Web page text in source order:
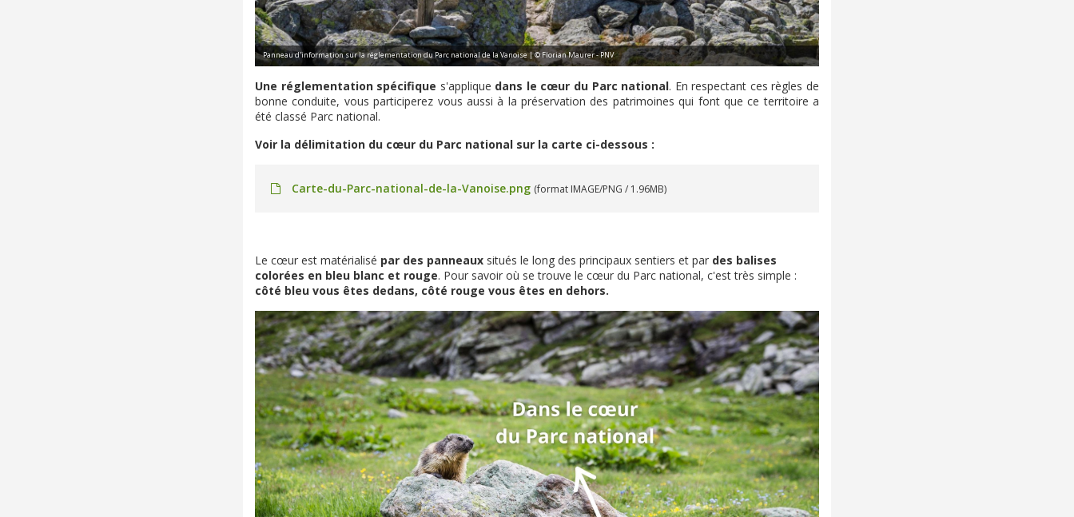
Panneau d'information sur la réglementation du Parc national de la Vanoise | © Florian Maurer - PNV
Une réglementation spécifique s'applique dans le cœur du Parc national. En respectant ces règles de
bonne conduite, vous participerez vous aussi à la préservation des patrimoines qui font que ce territoire a
été classé Parc national.
Voir la délimitation du cœur du Parc national sur la carte ci-dessous :
Carte-du-Parc-national-de-la-Vanoise.png (format IMAGE/PNG / 1.96MB)
Le cœur est matérialisé par des panneaux situés le long des principaux sentiers et par des balises
colorées en bleu blanc et rouge. Pour savoir où se trouve le cœur du Parc national, c'est très simple :
côté bleu vous êtes dedans, côté rouge vous êtes en dehors.